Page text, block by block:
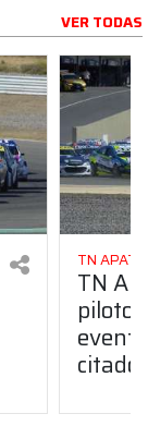
VER TODAS
TN APAT
TN
piloto
citado